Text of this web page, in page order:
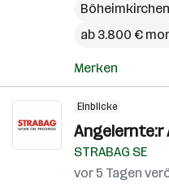
Böheimkirchen
ab 3.800 €
Merken
Einblicke
Angelernte:r
STRABAG SE
vor 5 Tagen